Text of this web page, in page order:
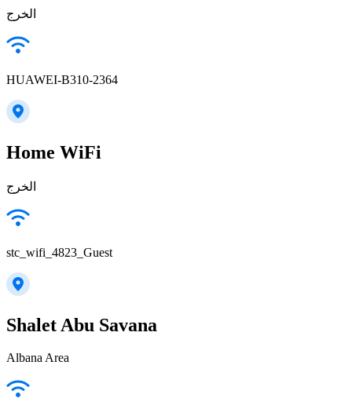
الخرج
HUAWEI-B310-2364
Home WiFi
الخرج
stc_wifi_4823_Guest
Shalet Abu Savana
Albana Area